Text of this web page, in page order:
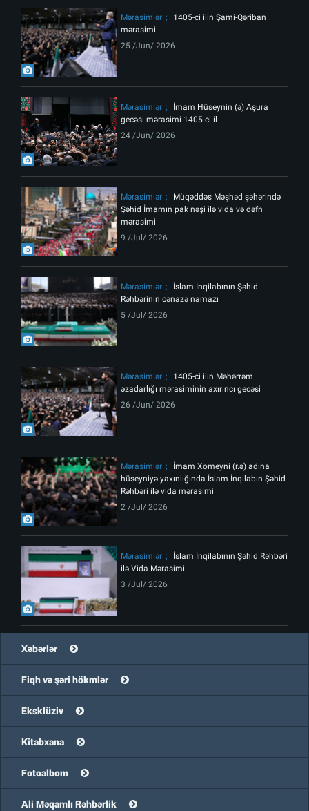
Mərasimlər
1405-ci ilin Şami-Qəriban
mərasimi
25 /Jun/ 2026
Mərasimlər
İmam Hüseynin (ə) Aşura
gecəsi mərasimi 1405-ci il
24 /Jun/ 2026
Mərasimlər
Müqəddəs Məşhəd şəhərində
Şəhid İmamın pak nəşi ilə vida və dəfn
mərasimi
9 /Jul/ 2026
Mərasimlər
İslam İnqilabının Şəhid
Rəhbərinin cənazə namazı
5 /Jul/ 2026
Mərasimlər
1405-ci ilin Məhərrəm
əzadarlığı mərasiminin axırıncı gecəsi
26 /Jun/ 2026
Mərasimlər
İmam Xomeyni (r.ə) adına
hüseyniyə yaxınlığında İslam İnqilabın Şəhid
Rəhbəri ilə vida mərasimi
2 /Jul/ 2026
Mərasimlər
İslam İnqilabının Şəhid Rəhbəri
ilə Vida Mərasimi
3 /Jul/ 2026
Xəbərlər
Fiqh və şəri hökmlər
Eksklüziv
Kitabxana
Fotoalbom
Ali Məqamlı Rəhbərlik